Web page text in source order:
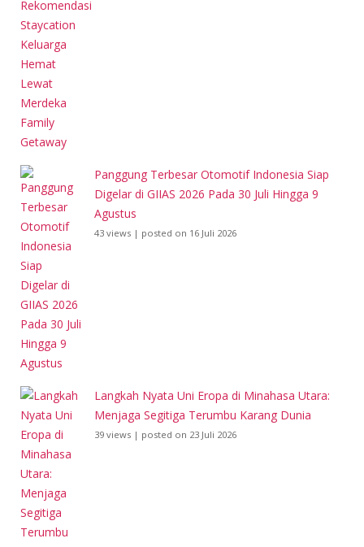
Panggung Terbesar Otomotif Indonesia Siap
Digelar di GIIAS 2026 Pada 30 Juli Hingga 9
Agustus
43 views | posted on 16 Juli 2026
Langkah Nyata Uni Eropa di Minahasa Utara:
Menjaga Segitiga Terumbu Karang Dunia
39 views | posted on 23 Juli 2026